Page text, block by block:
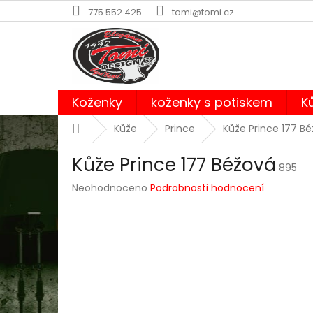
na
775 552 425 tomi@tomi.cz
Koženky koženky s potiskem
DomůKůže Prince Kůže Prince 177
Kůže Prince 177 Béžová 895
Průměrné
Neohodnoceno Podrobnosti hodnocení